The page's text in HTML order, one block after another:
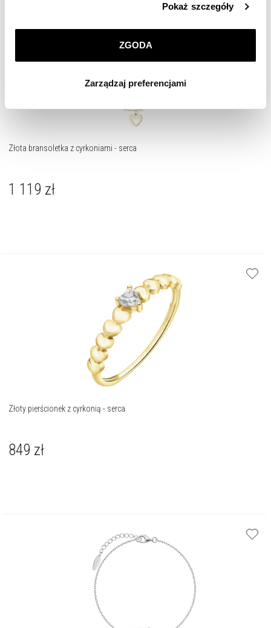
przez nas plików cookie znajdziesz wPolityce
korzystamy. Możesz również wybrać jaki rodzaj plików
. W każdej chwili możesz
dokonać zmiany wybranych przez Ciebie plików cookie.
Pokaż szczegóły
ZGODA
Zarządzaj preferencjami
Złota bransoletka z cyrkoniami - serca
1 119 zł
Złoty pierścionek z cyrkonią - serca
849 zł